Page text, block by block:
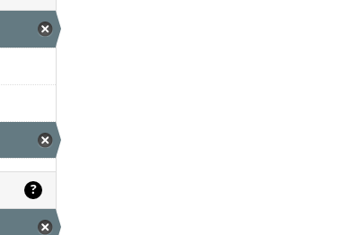
?